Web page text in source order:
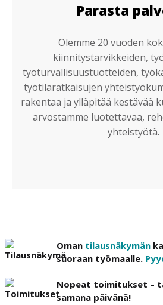
Parasta
Olemme 20 vuoden
kiinnitystarvikkeiden,
työturvallisuustuotteiden,
työtilaratkaisujen
rakentaa ja ylläpitää kestävää
arvostamme luotettavaa,
yhteistyötä.
Oman tilausnäkymän
suoraan työmaalle.
Nopeat toimitukset –
samana päivänä!